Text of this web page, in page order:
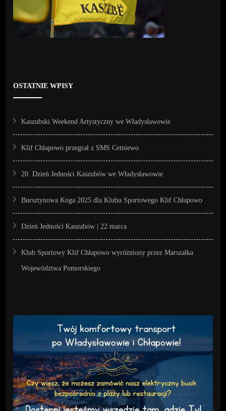
OSTATNIE WPISY
Kaszubski Weekend Artystyczny we Władysławowie
Klif Chłapowo przegrał z SMS Cetniewo
20. Dzień Jedności Kaszubów we Władysławowie
Bursztynowa Koga 2025 dla Klubu Sportowego Klif Chłapowo
Dzień Jedności Kaszubów | 22 marca
Klub Sportowy Klif Chłapowo wyróżniony przez Marszałka
Województwa Pomorskiego